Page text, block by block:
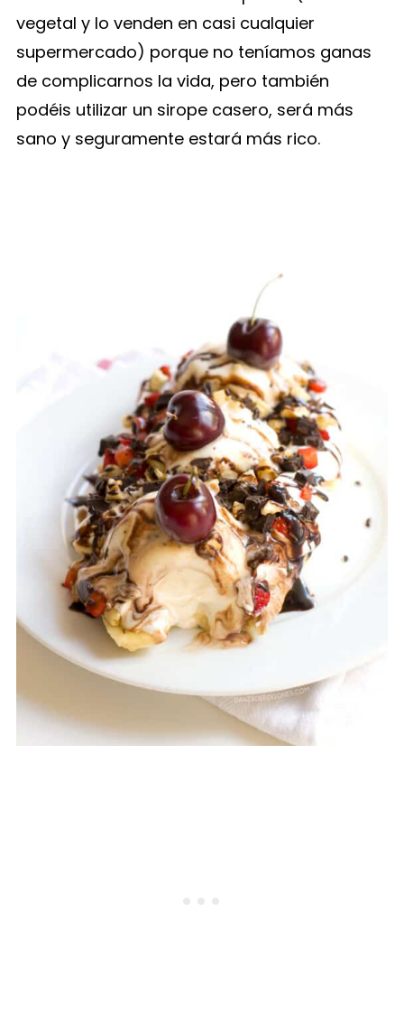
vegetal y lo venden en casi cualquier
supermercado) porque no teníamos ganas
de complicarnos la vida, pero también
podéis utilizar un sirope casero, será más
sano y seguramente estará más rico.